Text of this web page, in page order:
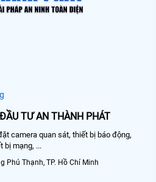
TƯ AN THÀNH PHÁT
camera quan sát, thiết bị báo động,
bị mạng, ...
Phú Thạnh, TP. Hồ Chí Minh